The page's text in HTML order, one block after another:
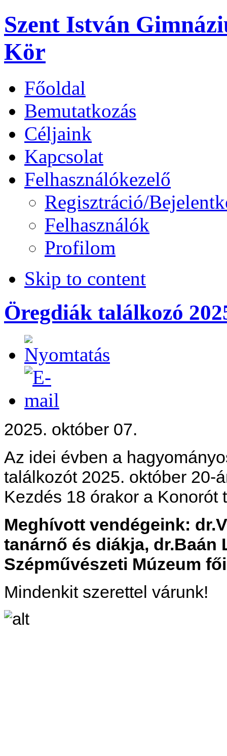
Szent István
Kör
Főoldal
Bemutatkozás
Céljaink
Kapcsolat
Felhasználókezelő
Regisztráció/
Felhasználók
Profilom
Skip to content
Öregdiák találkozó
2025. október 07.
Az idei évben a
találkozót 2025. október 20-
Kezdés 18 órakor a Konorót
Meghívott vendégeink:
tanárnő és diákja, dr.Baán
Szépművészeti Múzeum
Mindenkit szerettel várunk!